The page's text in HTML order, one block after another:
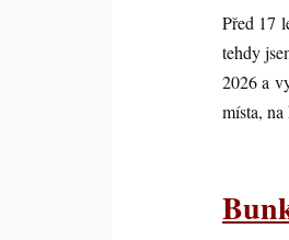
Před 17
tehdy
2026 a
místa,